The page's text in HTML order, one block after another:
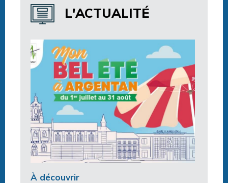
L'ACTUALITÉ
À découvrir